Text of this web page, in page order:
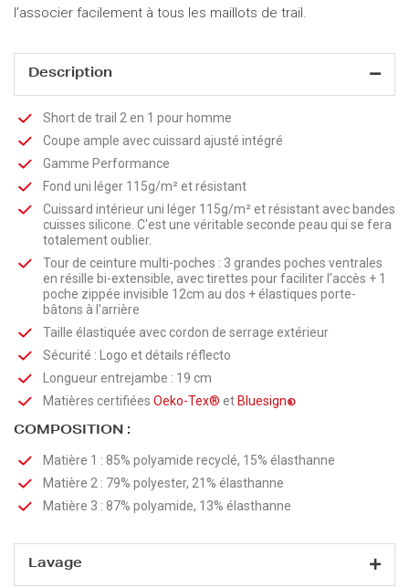
l’associer facilement à tous les maillots de trail.
Description
Short de trail 2 en 1 pour homme
Coupe ample avec cuissard ajusté intégré
Gamme Performance
Fond uni léger 115g/m² et résistant
Cuissard intérieur uni léger 115g/m² et résistant avec bandes
cuisses silicone. C'est une véritable seconde peau qui se fera
totalement oublier.
Tour de ceinture multi-poches : 3 grandes poches ventrales
en résille bi-extensible, avec tirettes pour faciliter l’accès + 1
poche zippée invisible 12cm au dos + élastiques porte-
bâtons à l'arrière
Taille élastiquée avec cordon de serrage extérieur
Sécurité : Logo et détails réflecto
Longueur entrejambe : 19 cm
Matières certifiées Oeko-Tex® et Bluesign®
COMPOSITION :
Matière 1 : 85% polyamide recyclé, 15% élasthanne
Matière 2 : 79% polyester, 21% élasthanne
Matière 3 : 87% polyamide, 13% élasthanne
Lavage